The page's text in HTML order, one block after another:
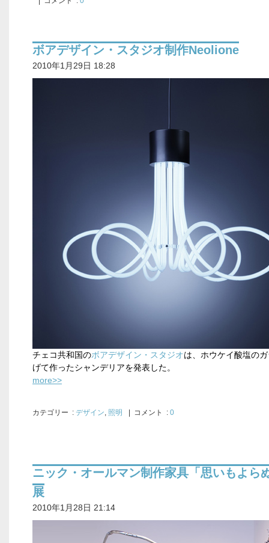
ボアデザイン・スタジオ制作Neolione
2010年1月29日 18:28
チェコ共和国のボアデザイン・スタジオは、ホウケイ酸塩の
げて作ったシャンデリアを発表した。
more>>
カテゴリー : デザイン, 照明 | コメント : 0
ニック・オールマン制作家具「思いもよら
展
2010年1月28日 21:14